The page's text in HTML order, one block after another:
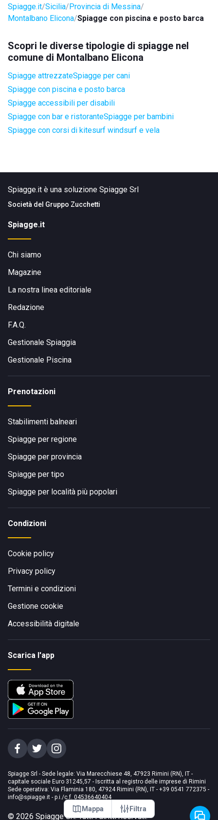
Mappa Filtra
Spiagge.it Sicilia Provincia di Messina
Montalbano Elicona Spiagge con piscina e posto barca
Scopri le diverse tipologie di spiagge nel
comune di Montalbano Elicona
Spiagge attrezzateSpiagge per cani
Spiagge con piscina e posto barca
Spiagge accessibili per disabili
Spiagge con bar e ristoranteSpiagge per bambini
Spiagge con corsi di kitesurf windsurf e vela
Spiagge.it è una soluzione Spiagge Srl
Società del Gruppo Zucchetti
Spiagge.it
Chi siamo
Magazine
La nostra linea editoriale
Redazione
F.A.Q.
Gestionale Spiaggia
Gestionale Piscina
Prenotazioni
Stabilimenti balneari
Spiagge per regione
Spiagge per provincia
Spiagge per tipo
Spiagge per località più popolari
Condizioni
Cookie policy
Privacy policy
Termini e condizioni
Gestione cookie
Accessibilità digitale
Scarica l'app
Spiagge Srl - Sede legale: Via Marecchiese 48, 47923 Rimini (RN), IT -
capitale sociale Euro 31245,57 - Iscritta al registro delle imprese di Rimini
Sede operativa: Via Flaminia 180, 47924 Rimini (RN), IT - +39 0541 772375 -
info@spiagge.it - p.i./c.f. 04536640404
© 2026 Spiagge Srl. Tutti i diritti riservati.